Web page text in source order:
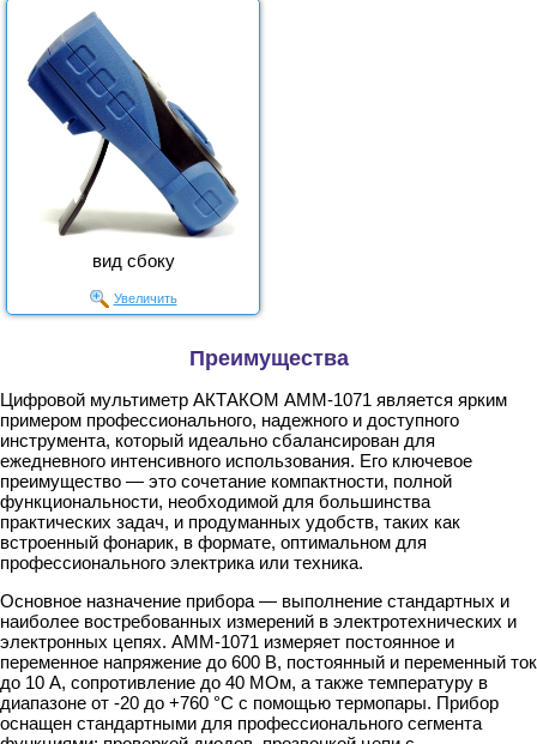
вид сбоку
Увеличить
Преимущества
Цифровой мультиметр АКТАКОМ АММ-1071 является ярким
примером профессионального, надежного и доступного
инструмента, который идеально сбалансирован для
ежедневного интенсивного использования. Его ключевое
преимущество — это сочетание компактности, полной
функциональности, необходимой для большинства
практических задач, и продуманных удобств, таких как
встроенный фонарик, в формате, оптимальном для
профессионального электрика или техника.
Основное назначение прибора — выполнение стандартных и
наиболее востребованных измерений в электротехнических и
электронных цепях. АММ-1071 измеряет постоянное и
переменное напряжение до 600 В, постоянный и переменный ток
до 10 А, сопротивление до 40 МОм, а также температуру в
диапазоне от -20 до +760 °C с помощью термопары. Прибор
оснащен стандартными для профессионального сегмента